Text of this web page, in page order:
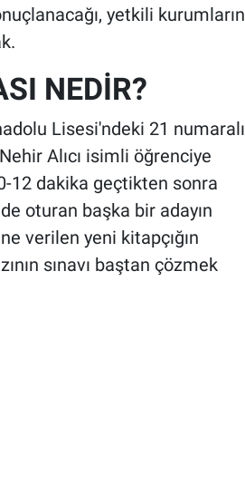
yetkili kurumların
NEDİR?
Lisesi'ndeki 21 numaralı
Alıcı isimli öğrenciye
12 dakika geçtikten sonra
oturan başka bir adayın
verilen yeni kitapçığın
sınavı baştan çözmek